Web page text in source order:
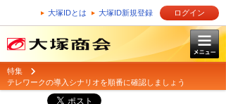
大塚IDとは 大塚ID新規登録 ログイン
特集
テレワークの導入シナリオを順番に確認しましょう